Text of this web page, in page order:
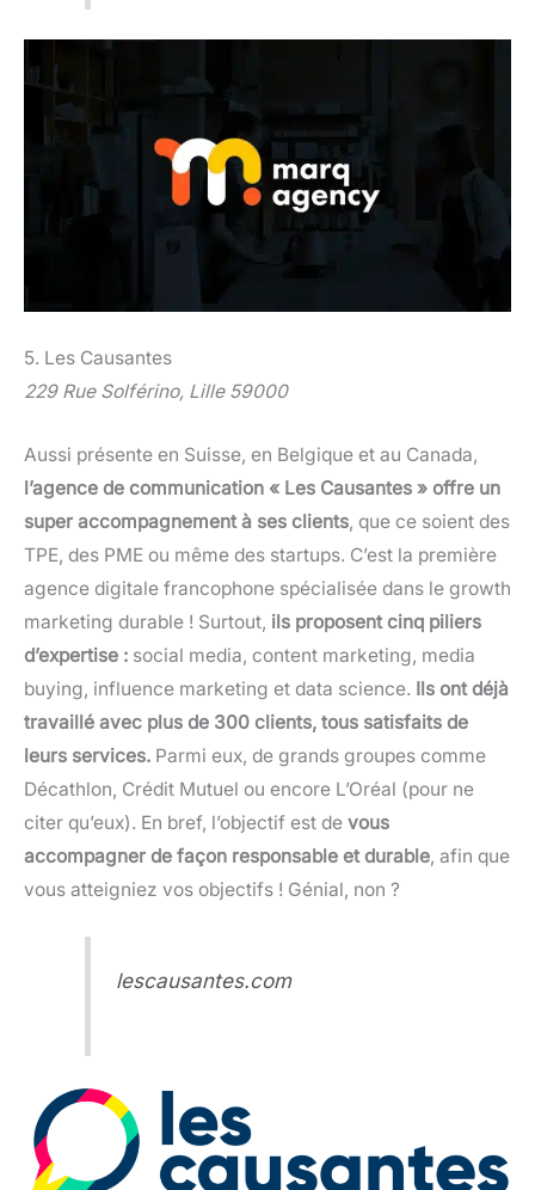
5. Les Causantes
229 Rue Solférino, Lille 59000
Aussi présente en Suisse, en Belgique et au Canada,
l’agence de communication « Les Causantes » offre un
super accompagnement à ses clients, que ce soient des
TPE, des PME ou même des startups. C’est la première
agence digitale francophone spécialisée dans le growth
marketing durable ! Surtout, ils proposent cinq piliers
d’expertise : social media, content marketing, media
buying, influence marketing et data science. Ils ont déjà
travaillé avec plus de 300 clients, tous satisfaits de
leurs services. Parmi eux, de grands groupes comme
Décathlon, Crédit Mutuel ou encore L’Oréal (pour ne
citer qu’eux). En bref, l’objectif est de vous
accompagner de façon responsable et durable, afin que
vous atteigniez vos objectifs ! Génial, non ?
lescausantes.com